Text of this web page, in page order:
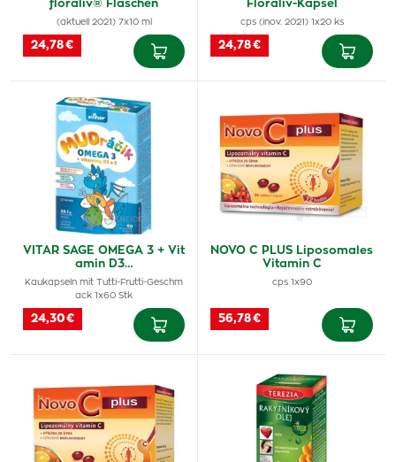
floraliv® Flaschen
(aktuell 2021) 7x10 ml
24,78 €
Floraliv-Kapsel
cps (inov. 2021) 1x20 ks
24,78 €
VITAR SAGE OMEGA 3 + Vit
amin D3…
Kaukapseln mit Tutti-Frutti-Geschm
ack 1x60 Stk
24,30 €
NOVO C PLUS Liposomales
Vitamin C
cps 1x90
56,78 €